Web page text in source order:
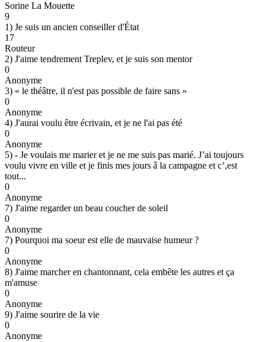
Sorine La Mouette
9
1) Je suis un ancien conseiller d'État
17
Routeur
2) J'aime tendrement Treplev, et je suis son mentor
0
Anonyme
3) « le théâtre, il n'est pas possible de faire sans »
0
Anonyme
4) J'aurai voulu être écrivain, et je ne l'ai pas été
0
Anonyme
5) - Je voulais me marier et je ne me suis pas marié. J’ai toujours
voulu vivre en ville et je finis mes jours â la campagne et c’,est
tout...
0
Anonyme
7) J'aime regarder un beau coucher de soleil
0
Anonyme
7) Pourquoi ma soeur est elle de mauvaise humeur ?
0
Anonyme
8) J'aime marcher en chantonnant, cela embête les autres et ça
m'amuse
0
Anonyme
9) J'aime sourire de la vie
0
Anonyme